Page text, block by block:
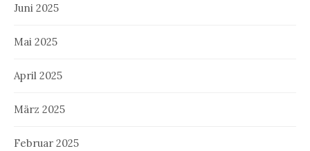
Juni 2025
Mai 2025
April 2025
März 2025
Februar 2025